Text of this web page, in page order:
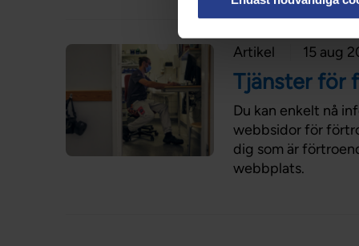
Artikel 15 aug
Tjänster för
Du kan enkelt nå
webbsidor för
dig som är
webbplats.